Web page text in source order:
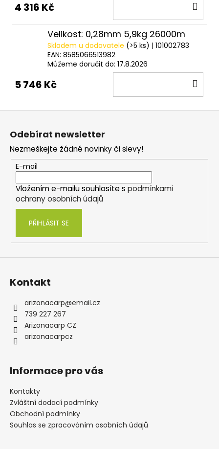
4 316 Kč
Velikost: 0,28mm 5,9kg 26000m
Skladem u dodavatele (>5 ks) | 101002783
EAN: 8585066513982
Můžeme doručit do: 17.8.2026
5 746 Kč
Odebírat newsletter
Nezmeškejte žádné novinky či slevy!
E-mail
Vložením e-mailu souhlasíte s podmínkami
ochrany osobních údajů
PŘIHLÁSIT SE
Kontakt
arizonacarp@email.cz
739 227 267
Arizonacarp CZ
arizonacarpcz
Informace pro vás
Kontakty
Zvláštní dodací podmínky
Obchodní podmínky
Souhlas se zpracováním osobních údajů